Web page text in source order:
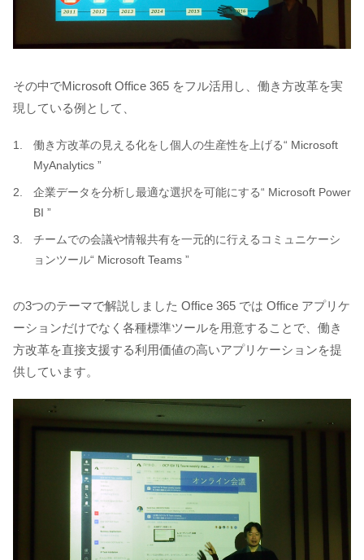
その中でMicrosoft Office 365 をフル活用し、働き方改革を実
現している例として、
働き方改革の見える化をし個人の生産性を上げる“ Microsoft
MyAnalytics ”
企業データを分析し最適な選択を可能にする“ Microsoft Power
BI ”
チームでの会議や情報共有を一元的に行えるコミュニケーシ
ョンツール“ Microsoft Teams ”
の3つのテーマで解説しました Office 365 では Office アプリケ
ーションだけでなく各種標準ツールを用意することで、働き
方改革を直接支援する利用価値の高いアプリケーションを提
供しています。